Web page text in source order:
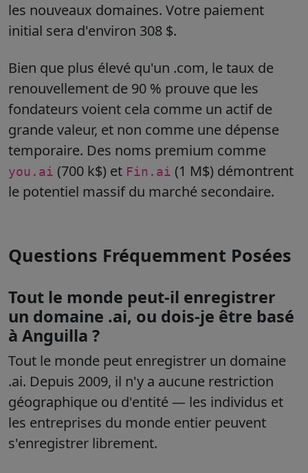
les nouveaux domaines. Votre paiement
initial sera d'environ 308 $.
Bien que plus élevé qu'un .com, le taux de
renouvellement de 90 % prouve que les
fondateurs voient cela comme un actif de
grande valeur, et non comme une dépense
temporaire. Des noms premium comme
you.ai (700 k$) et Fin.ai (1 M$) démontrent
le potentiel massif du marché secondaire.
Questions Fréquemment Posées
Tout le monde peut-il enregistrer
un domaine .ai, ou dois-je être basé
à Anguilla ?
Tout le monde peut enregistrer un domaine
.ai. Depuis 2009, il n'y a aucune restriction
géographique ou d'entité — les individus et
les entreprises du monde entier peuvent
s'enregistrer librement.